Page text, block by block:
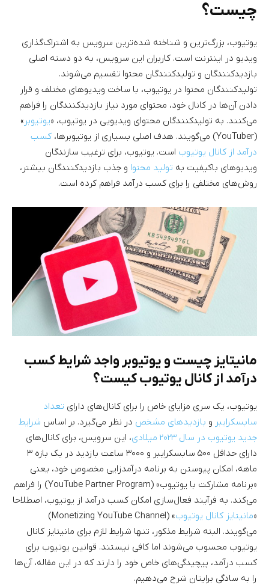
چیست؟
یوتیوب، بزرگ‌ترین و شناخته شده‌ترین سرویس به اشتراک‌گذاری
ویدیو در اینترنت است. کاربران این سرویس، به دو دسته اصلی
بازدیدکنندگان و تولیدکنندگان محتوا تقسیم می‌شوند.
تولیدکنندگان محتوا در یوتیوب، با ساخت ویدیوهای مختلف و قرار
دادن آن‌ها در کانال خود، محتوای مورد نیاز بازدیدکنندگان را فراهم
می‌کنند. به تولیدکنندگان محتوای ویدیویی در یوتیوب، «یوتیوبر »
(YouTuber) می‌گویند. هدف اصلی بسیاری از یوتیوبرها،
کسب
درآمد از کانال یوتیوب است. یوتیوب، برای ترغیب سازندگان
ویدیوهای باکیفیت به تولید محتوا و جذب بازدیدکنندگان بیشتر،
روش‌های مختلفی را برای کسب درآمد فراهم کرده است.
مانیتایز چیست و یوتیوبر واجد شرایط کسب
درآمد از کانال یوتیوب کیست؟
یوتیوب، یک سری مزایای خاص را برای کانال‌های دارای تعداد
سابسکرایبر و بازدیدهای مشخص در نظر می‌گیرد. بر اساس شرایط
جدید یوتیوب در سال ۲۰۲۳ میلادی
، این سرویس، برای کانال‌های
دارای حداقل ۵۰۰ سابسکرایبر و ۳۰۰۰ ساعت بازدید در یک بازه ۳
ماهه، امکان پیوستن به برنامه درآمدزایی مخصوص خود، یعنی
«برنامه مشارکت با یوتیوب» (YouTube Partner Program) را فراهم
می‌کند. به فرآیند فعال‌سازی امکان کسب درآمد از یوتیوب، اصطلاحا
«مانیتایز کانال یوتیوب
» (Monetizing YouTube Channel)
می‌گویند. البته شرایط مذکور، تنها شرایط لازم برای مانیتایز کانال
یوتیوب محسوب می‌شوند اما کافی نیستند. قوانین یوتیوب برای
کسب درآمد، پیچیدگی‌های خاص خود را دارند که در این مقاله، آن‌ها
را به سادگی برایتان شرح می‌دهیم.